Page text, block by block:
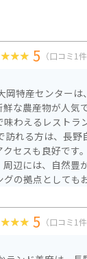
5 （口コミ1件
岡特産センター
鮮な農産物が人気
味わえるレストラ
セスも良好です
周辺には、自然豊
点としてもおすすめで
また、お土産には
5 （口コミ1件